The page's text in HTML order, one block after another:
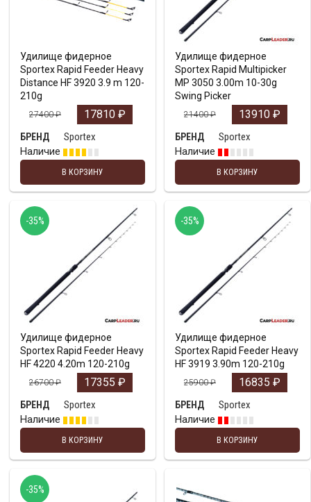
Удилище фидерное
Sportex Rapid Feeder Heavy
Distance HF 3920 3.9 m 120-
210g
27400₽ 17810 ₽
БРЕНД
Sportex
Наличие
В КОРЗИНУ
Удилище фидерное
Sportex Rapid Multipicker
MP 3050 3.00m 10-30g
Swing Picker
21400₽ 13910 ₽
БРЕНД
Sportex
Наличие
В КОРЗИНУ
Удилище фидерное
Sportex Rapid Feeder Heavy
HF 4220 4.20m 120-210g
26700₽ 17355 ₽
БРЕНД
Sportex
Наличие
В КОРЗИНУ
-35%
Удилище фидерное
Sportex Rapid Feeder Heavy
HF 3919 3.90m 120-210g
25900₽ 16835 ₽
БРЕНД
Sportex
Наличие
В КОРЗИНУ
-35%
-35%